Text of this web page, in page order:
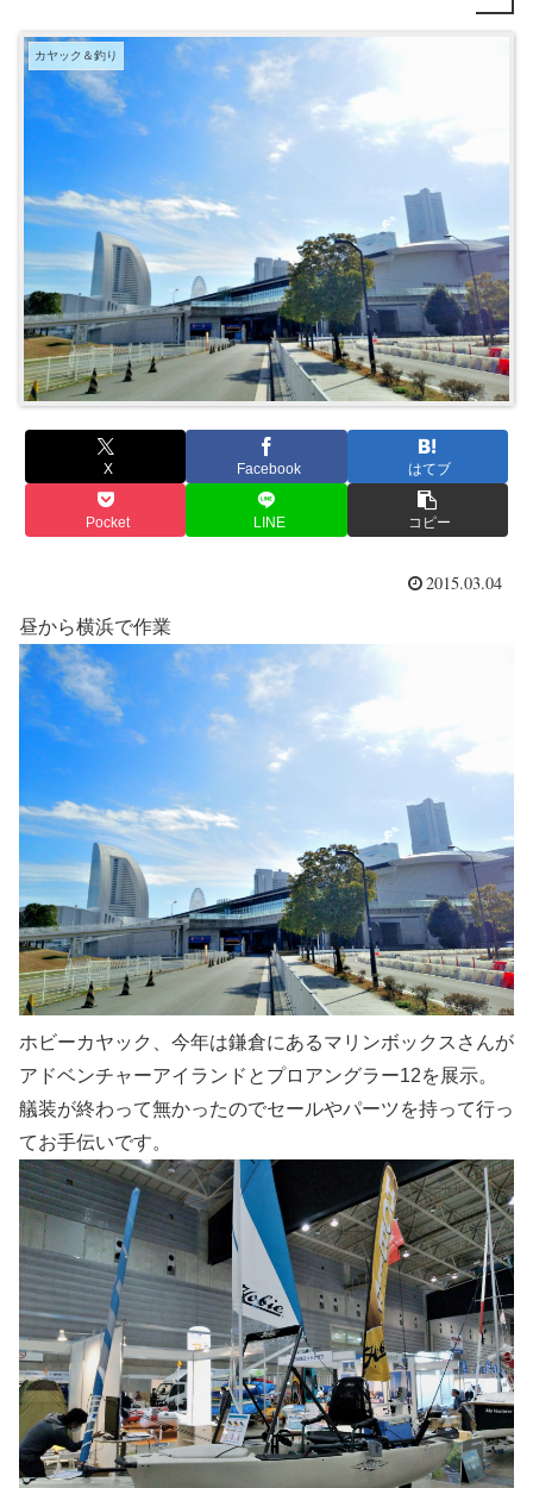
カヤック＆釣り
X Facebook はてブ
Pocket LINE コピー
2015.03.04
昼から横浜で作業
ホビーカヤック、今年は鎌倉にあるマリンボックスさんが
アドベンチャーアイランドとプロアングラー12を展示。
艤装が終わって無かったのでセールやパーツを持って行っ
てお手伝いです。